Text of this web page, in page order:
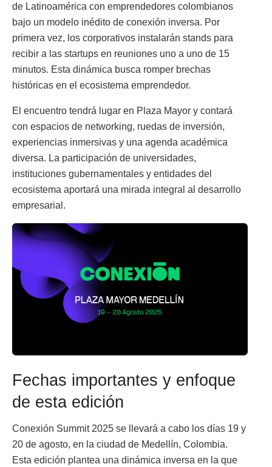
de Latinoamérica con emprendedores colombianos
bajo un modelo inédito de conexión inversa. Por
primera vez, los corporativos instalarán stands para
recibir a las startups en reuniones uno a uno de 15
minutos. Esta dinámica busca romper brechas
históricas en el ecosistema emprendedor.
El encuentro tendrá lugar en Plaza Mayor y contará
con espacios de networking, ruedas de inversión,
experiencias inmersivas y una agenda académica
diversa. La participación de universidades,
instituciones gubernamentales y entidades del
ecosistema aportará una mirada integral al desarrollo
empresarial.
Fechas importantes y enfoque
de esta edición
Conexión Summit 2025 se llevará a cabo los días 19 y
20 de agosto, en la ciudad de Medellín, Colombia.
Esta edición plantea una dinámica inversa en la que